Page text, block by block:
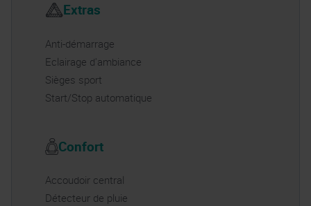
Extras
Anti-démarrage
Eclairage d'ambiance
Sièges sport
Start/Stop automatique
Confort
Accoudoir central
Détecteur de pluie